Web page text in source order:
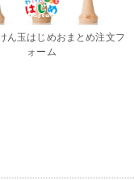
ん玉はじめおまとめ注文フ
ォーム